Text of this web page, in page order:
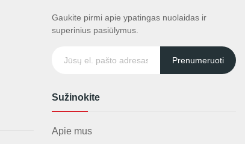
Gaukite pirmi apie ypatingas nuolaidas ir
superinius pasiūlymus.
Prenumeruoti
Sužinokite
Apie mus